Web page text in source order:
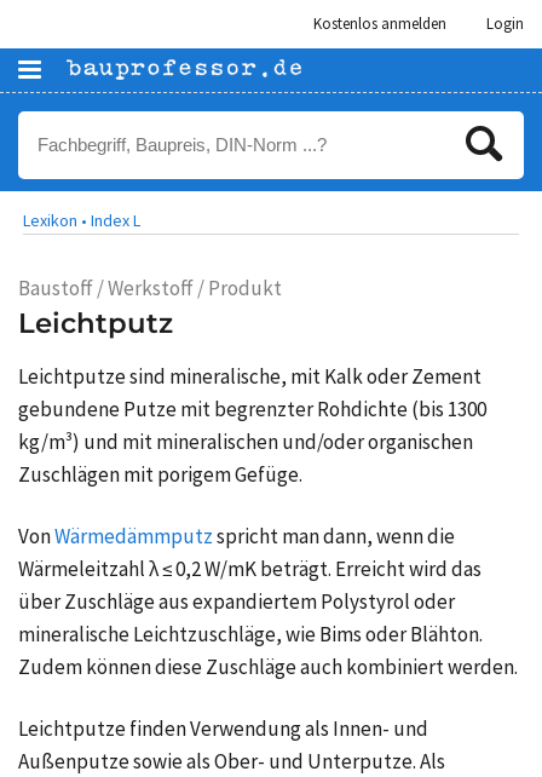
Kostenlos anmelden Login
Lexikon • Index L
Baustoff / Werkstoff / Produkt
Leichtputz
Leichtputze sind mineralische, mit Kalk oder Zement
gebundene Putze mit begrenzter Rohdichte (bis 1300
kg/m³) und mit mineralischen und/oder organischen
Zuschlägen mit porigem Gefüge.
VonWärmedämmputzspricht man dann, wenn die
Wärmeleitzahl λ ≤ 0,2 W/mK beträgt. Erreicht wird das
über Zuschläge aus expandiertem Polystyrol oder
mineralische Leichtzuschläge, wie Bims oder Blähton.
Zudem können diese Zuschläge auch kombiniert werden.
Leichtputze finden Verwendung als Innen- und
Außenputze sowie als Ober- und Unterputze. Als